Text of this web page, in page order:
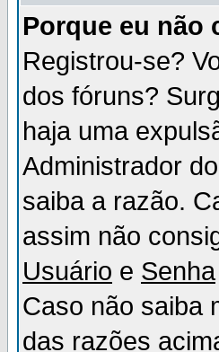
Porque eu não
Registrou-se?
dos fóruns?
haja uma
Administrador
saiba a razão.
assim não
Usuário e Senha
Caso não saiba
das razões